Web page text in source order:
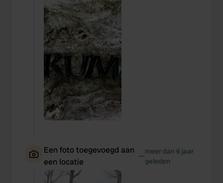
Een foto toegevoegd aan
een locatie
—meer dan 6 jaar
geleden